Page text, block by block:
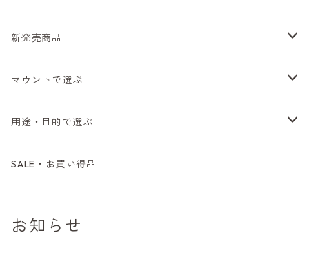
Fシリーズ（一桁＋F100）
レンジファインダー（7、P）
PENTAX（ペンタックス）
SL、SP
K2、KX、KM
M42単焦点レンズ
CONTAX（コンタックス）
G1、G2
Tシリーズ
MINOLTA（ミノルタ）
コンパクト
OLYMPUS（オリンパス）
Konica（コニカ）
一眼レフカメラ（マニュアルフォーカス）
一眼レフカメラ（オートフォーカス）
中判カメラ
デジタルカメラ
一眼カメラ
ミラーレスカメラ
マニュアルレンズ
一眼レンズ
レンジファインダーレンズ
オートフォーカスレンズ
一眼レンズ
マウントアダプター
レンズ付きフィルム
35mm（135）カラーネガ
35mm（135）白黒ネガ
35mm（135）カラーリバーサル
新発売商品
フィルムカメラ
レンズ付きフィルム
アクセサリー・付属品
マウントで選ぶ
M42
L39
S（ニコン）
用途・目的で選ぶ
初心者の方へもおすすめ！
滅多にお目にかかれない激レア商品！
SALE・お買い得品
お知らせ